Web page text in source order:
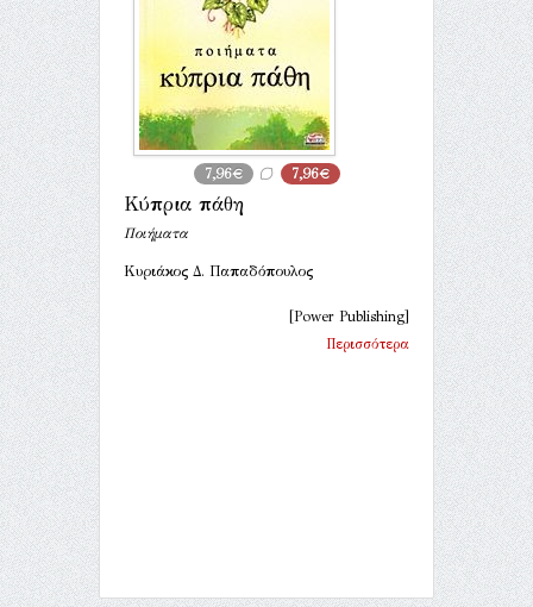
7,96€ 7,96€
Κύπρια πάθη
Ποιήματα
Κυριάκος Δ. Παπαδόπουλος
[Power Publishing]
Περισσότερα